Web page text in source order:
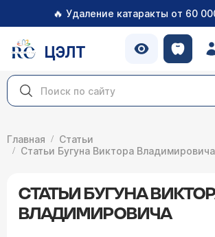
🔥 Удаление катаракты от 60
ЦЭЛТ
Главная
Статьи
Статьи Бугуна Виктора Владимировича
СТАТЬИ БУГУНА
ВЛАДИМИРОВИЧА